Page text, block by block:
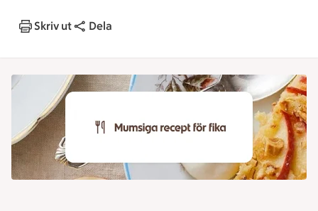
Skriv ut Dela